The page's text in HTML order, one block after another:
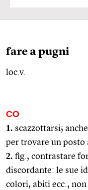
fare a pugni
loc.v.
CO
1. scazzottarsi; anche
per trovare un posto
2. fig. , contrastare
discordante: le sue
colori, abiti ecc. ,